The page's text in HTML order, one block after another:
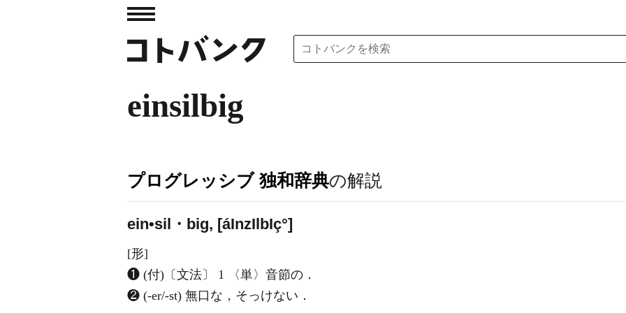
einsilbig
プログレッシブ 独和辞典の解説
ein•sil・big, [áInzIlbIç°]
[形]
❶ (付)〔文法〕 1 〈単〉音節の．
❷ (-er/-st) 無口な，そっけない．